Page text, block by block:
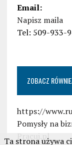
Email:
Napisz maila
Tel: 509-933-
ZOBACZ
https://
Pomysły na
Pracuj.pl
Ta strona używa